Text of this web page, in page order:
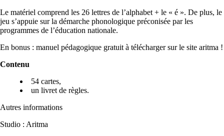
Le matériel comprend les 26 lettres de l’alphabet + le « é ». De plus, le
jeu s’appuie sur la démarche phonologique préconisée par les
programmes de l’éducation nationale.
En bonus : manuel pédagogique gratuit à télécharger sur le site aritma !
Contenu
54 cartes,
un livret de règles.
Autres informations
Studio : Aritma